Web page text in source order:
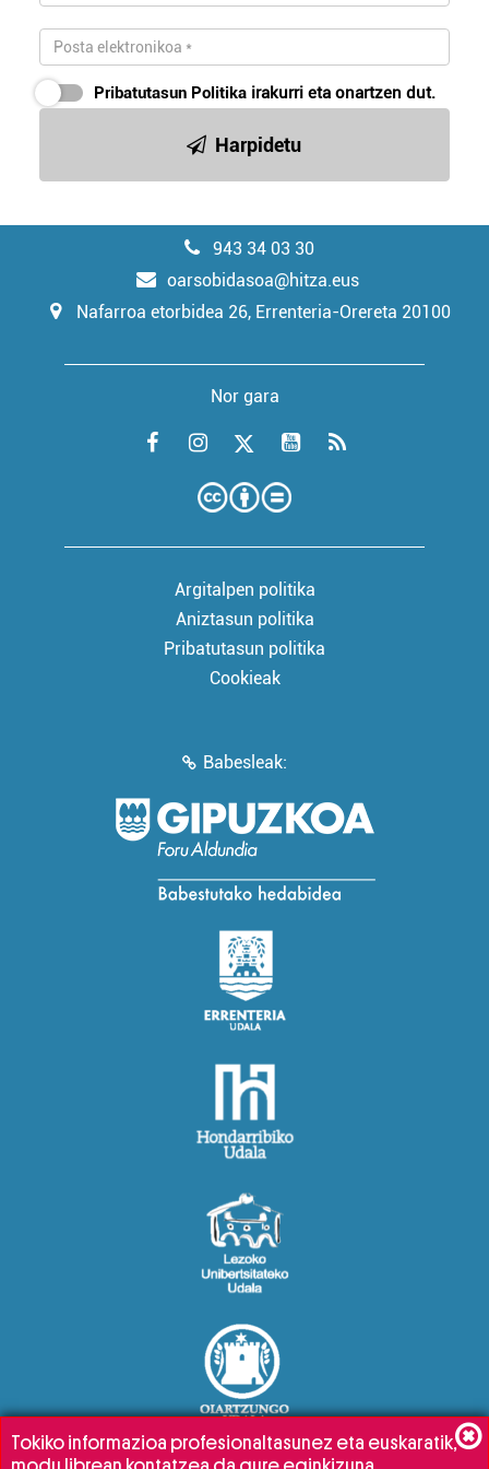
Pribatutasun Politika irakurri eta onartzen dut.
Harpidetu
943 34 03 30
oarsobidasoa@hitza.eus
Nafarroa etorbidea 26, Errenteria-Orereta 20100
Nor gara
Argitalpen politika
Aniztasun politika
Pribatutasun politika
Cookieak
Babesleak:
Tokiko informazioa profesionaltasunez eta euskaratik,